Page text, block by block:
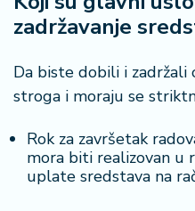
zadržavanje
Da biste dobili i zadržali
stroga i moraju se
Rok za završetak
mora biti realizovan u
uplate sredstava na